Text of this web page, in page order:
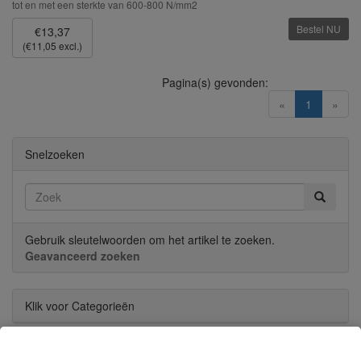
tot en met een sterkte van 600-800 N/mm2
€13,37
(€11,05 excl.)
Bestel NU
« 1 (current)
»
Pagina(s) gevonden:
Snelzoeken
Gebruik sleutelwoorden om het artikel te zoeken.
Geavanceerd zoeken
Klik voor Categorieën